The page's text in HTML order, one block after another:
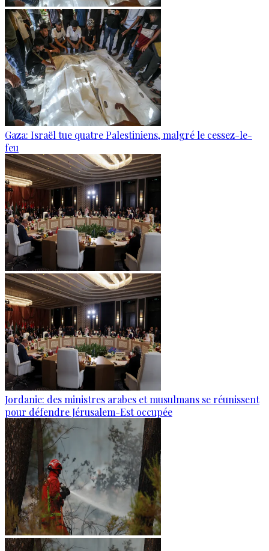
Gaza: Israël tue quatre Palestiniens, malgré le cessez-le-
feu
Jordanie: des ministres arabes et musulmans se réunissent
pour défendre Jérusalem-Est occupée